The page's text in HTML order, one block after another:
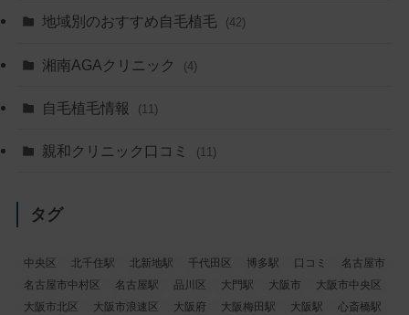
地域別のおすすめ自毛植毛 (42)
湘南AGAクリニック (4)
自毛植毛情報 (11)
親和クリニック口コミ (11)
タグ
中央区 北千住駅 北新地駅 千代田区 博多駅 口コミ
名古屋市
名古屋市中村区
名古屋駅 品川区 大門駅 大阪市
大阪市中央区
大阪市北区
大阪市浪速区 大阪府 大阪梅田駅 大阪駅
心斎橋駅